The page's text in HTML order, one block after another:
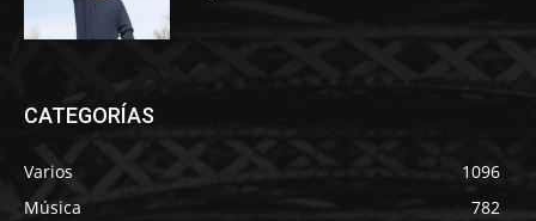
CATEGORÍAS
Varios
1096
Música
782